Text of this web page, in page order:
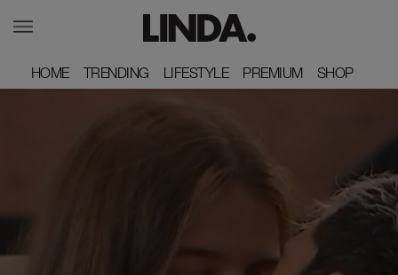
HOME
HOME TRENDING
TRENDING LIFESTYLE
LIFESTYLE PREMIUM
PREMIUM SHOP
SHOP